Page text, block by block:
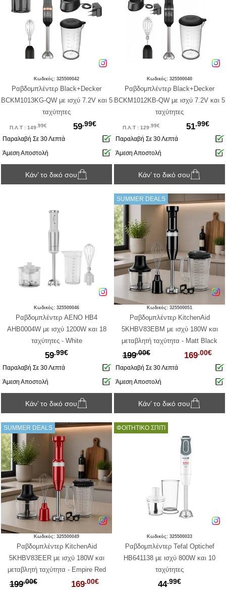
Κωδικός: 325500042
Ραβδομπλέντερ Black+Decker
BCKM1013KG-QW με ισχύ 7.2V και 5
ταχύτητες
Π.Λ.Τ : 149.99€ 59.99€
Παραλαβή Σε 30 Λεπτά
Άμεση Αποστολή
Κάν’ το δικό σου
Κωδικός: 325500040
Ραβδομπλέντερ Black+Decker
BCKM1012KB-QW με ισχύ 7.2V και 5
ταχύτητες
Π.Λ.Τ : 129.99€ 51.99€
Παραλαβή Σε 30 Λεπτά
Άμεση Αποστολή
Κάν’ το δικό σου
Κωδικός: 325500046
Ραβδομπλέντερ AENO HB4
AHB0004W με ισχύ 1200W και 18
ταχύτητες - White
59.99€
Παραλαβή Σε 30 Λεπτά
Άμεση Αποστολή
Κάν’ το δικό σου
SUMMER DEALS
Κωδικός: 325500051
Ραβδομπλέντερ KitchenAid
5KHBV83EBM με ισχύ 180W και
μεταβλητή ταχύτητα - Matt Black
199.00€ 169.00€
Παραλαβή Σε 30 Λεπτά
Άμεση Αποστολή
Κάν’ το δικό σου
SUMMER DEALS
Κωδικός: 325500049
Ραβδομπλέντερ KitchenAid
5KHBV83EER με ισχύ 180W και
μεταβλητή ταχύτητα - Empire Red
199.00€ 169.00€
ΦΟΙΤΗΤΙΚΟ ΣΠΙΤΙ
Κωδικός: 325500033
Ραβδομπλέντερ Tefal Optichef
HB641138 με ισχύ 800W και 10
ταχύτητες
44.99€